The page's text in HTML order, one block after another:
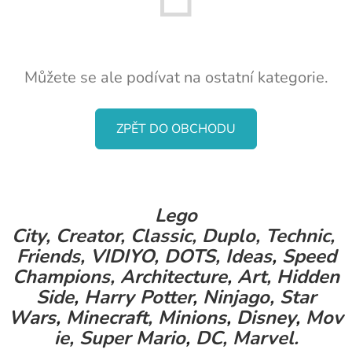
Můžete se ale podívat na ostatní kategorie.
ZPĚT DO OBCHODU
Lego
City, Creator, Classic, Duplo, Technic,
Friends, VIDIYO, DOTS, Ideas, Speed
Champions, Architecture, Art, Hidden
Side, Harry Potter, Ninjago, Star
Wars, Minecraft, Minions, Disney, Mov
ie, Super Mario, DC,Marvel.